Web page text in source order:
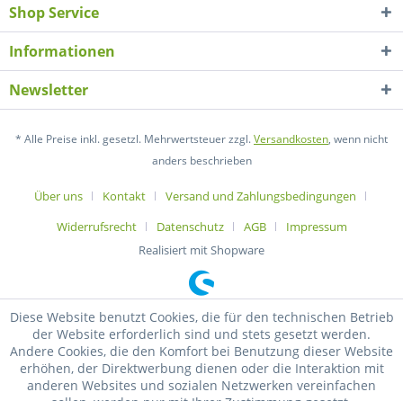
Shop Service
Informationen
Newsletter
* Alle Preise inkl. gesetzl. Mehrwertsteuer zzgl.Versandkosten, wenn nicht
anders beschrieben
Über uns Kontakt
Versand und Zahlungsbedingungen
Widerrufsrecht
Datenschutz AGB
Impressum
Realisiert mit Shopware
Diese Website benutzt Cookies, die für den technischen Betrieb
der Website erforderlich sind und stets gesetzt werden.
Andere Cookies, die den Komfort bei Benutzung dieser Website
erhöhen, der Direktwerbung dienen oder die Interaktion mit
anderen Websites und sozialen Netzwerken vereinfachen